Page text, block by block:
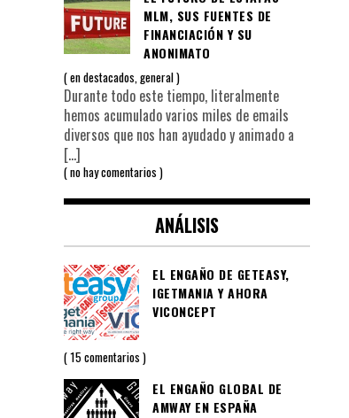
MLM, SUS FUENTES DE
FINANCIACIÓN Y SU
ANONIMATO
endestacados,general
Durante todo este tiempo, literalmente
hemos acumulado varios miles de emails
diversos que nos han ayudado y animado a
[…]
no hay comentarios
ANÁLISIS
EL ENGAÑO DE GETEASY,
IGETMANIA Y AHORA
VICONCEPT
15 comentarios
EL ENGAÑO GLOBAL DE
AMWAY EN ESPAÑA